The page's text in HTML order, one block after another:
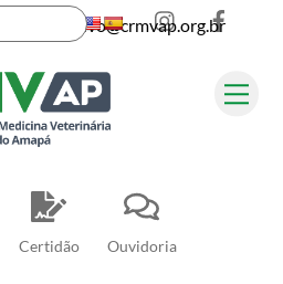
Certidão Ouvidoria
Instagram
administrativo@crmvap.org.br